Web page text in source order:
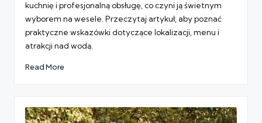
kuchnię i profesjonalną obsługę, co czyni ją świetnym
wyborem na wesele. Przeczytaj artykuł, aby poznać
praktyczne wskazówki dotyczące lokalizacji, menu i
atrakcji nad wodą.
Read More